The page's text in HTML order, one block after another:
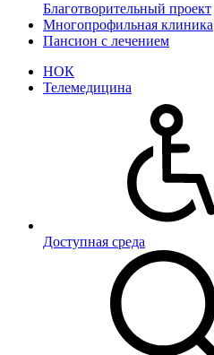
Благотворительный проект
Многопрофильная клиника
Пансион с лечением
НОК
Телемедицина
Доступная среда